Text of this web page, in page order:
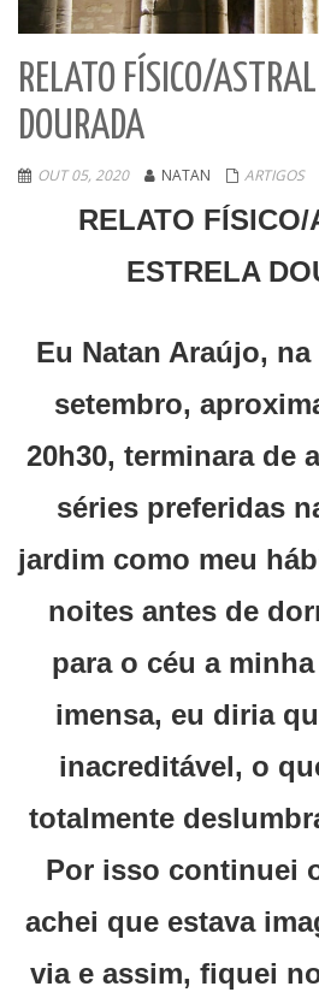
RELATO FÍSICO/
DOURADA
OUT 05, 2020 NATAN ARTIGOS
RELATO
ESTRELA
Eu Natan Araújo,
setembro,
20h30, terminara de
séries preferidas
jardim como meu
noites antes de
para o céu a
imensa, eu diria
inacreditável, o
totalmente
Por isso continuei
achei que estava
via e assim, fiquei